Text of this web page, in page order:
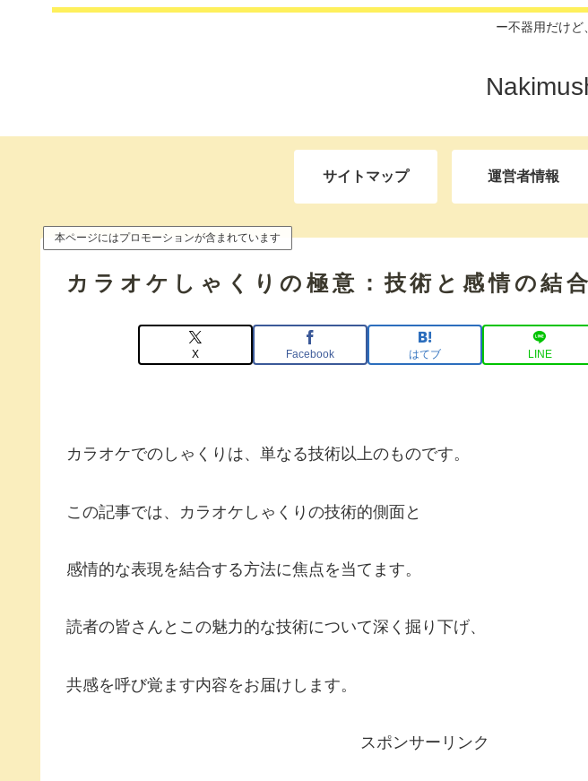
ー不器用だけど
サイトマップ 運営者情報
本ページにはプロモーションが含まれています
カラオケしゃくりの極意：技術と感情の結合
X Facebook はてブ LINE
カラオケでのしゃくりは、単なる技術以上のものです。
この記事では、カラオケしゃくりの技術的側面と
感情的な表現を結合する方法に焦点を当てます。
読者の皆さんとこの魅力的な技術について深く掘り下げ、
共感を呼び覚ます内容をお届けします。
スポンサーリンク